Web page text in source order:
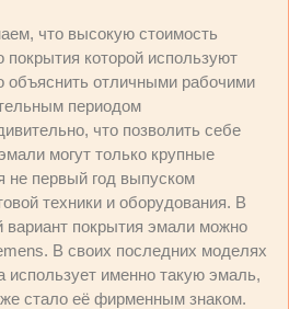
что высокую стоимость
покрытия которой используют
объяснить отличными рабочими
периодом
что позволить себе
могут только крупные
не первый год выпуском
техники и оборудования. В
вариант покрытия эмали можно
В своих последних моделях
именно такую эмаль,
стало её фирменным знаком.